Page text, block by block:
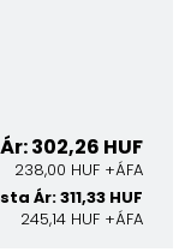
302,26 HUF
238,00 HUF +ÁFA
Ár: 311,33 HUF
245,14 HUF +ÁFA